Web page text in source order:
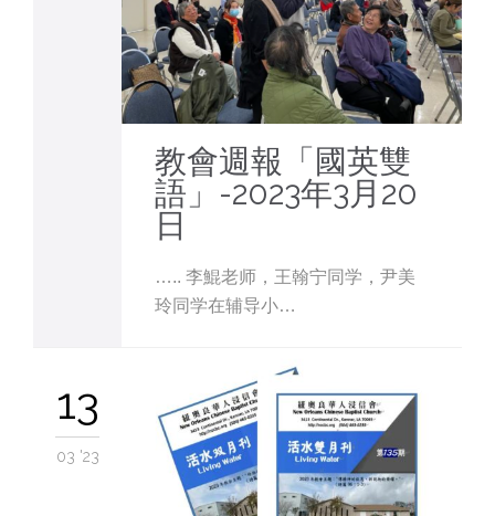
教會週報「國英雙
語」-2023年3月20
日
….. 李鯤老师，王翰宁同学，尹美
玲同学在辅导小…
13
03 '23